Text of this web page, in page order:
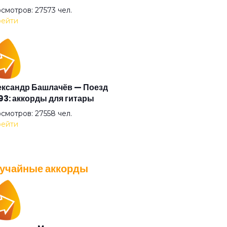
"Д"
себя сорвать
судьбы
певица
27573 чел.
Башлачёв — Поезд
аккорды для гитары
27558 чел.
— Плохо танцевать: аккорды
26037 чел.
аккорды